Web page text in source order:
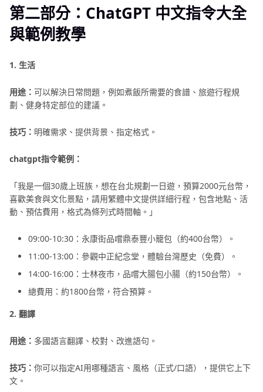
第二部分：ChatGPT 中文指令大全
與範例教學
1. 生活
用途： 可以解決日常問題，例如煮飯所需要的食譜、旅遊行程規
劃、健身特定部位的建議。
技巧： 明確需求、提供背景、指定格式。
chatgpt指令範例：
「我是一個30歲上班族，想在台北規劃一日遊，預算2000元台幣，
喜歡美食與文化景點，請用繁體中文提供詳細行程，包含地點、活
動、預估費用，格式為條列式時間軸。」
09:00-10:30：永康街品嚐鼎泰豐小籠包（約400台幣）。
11:00-13:00：參觀中正紀念堂，體驗台灣歷史（免費）。
14:00-16:00：士林夜市，品嚐大腸包小腸（約150台幣）。
總費用：約1800台幣，符合預算。
2. 翻譯
用途： 多國語言翻譯、校對、改進語句。
技巧： 你可以指定AI用哪種語言、風格（正式/口語），提供它上下
文。